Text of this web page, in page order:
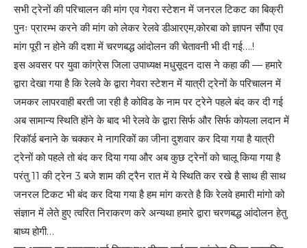
सभी ट्रेनों की परिचालन की मांग एव गेवरा स्टेशन में जनरल टिकट का बिक्री
पुनः प्रारम्भ करने की मांग को लेकर रेलवे डीआरएम,कोरबा को ज्ञापन सौंपा एव
मांग पूरी न होने की दशा में चरणबद्ध आंदोलन की चेतावनी भी दी गई….!
इस अवसर पर युवा कांग्रेस जिला उपाध्यक्ष मधुसूदन दास ने कहा की — हमारे
द्वारा देखा गया है कि रेलवे के द्वारा गेवरा स्टेशन में यात्री ट्रेनों के परिचालन में
जमकर लापरवाही बरती जा रही है कोविड के नाम पर ट्रेने पहले बंद कर दी गई
अब सामान्य स्थिति होंने के बाद भी रेलवे के द्वारा सिर्फ और सिर्फ कोयला लदान में
रिकॉर्ड बनाने के चक्कर मे नागरिकों का जीना दुशवार कर दिया गया है यात्री
ट्रेनों को पहले तो बंद कर दिया गया और अब कुछ ट्रेनों को चालू किया गया है
परंतु 11 की ट्रेन 3 बजे शाम की ट्रैन रात में ये स्थिति कर रखे है साथ ही साथ
जनरल टिकट भी बंद कर दिया गया है हम मांग करते है कि रेलवे हमारी मांगो को
संज्ञान में लेते हुए त्वरित निराकरण करे अन्यथा हमारे द्वारा चरणबद्ध आंदोलन हेतु
बाध्य होगी…